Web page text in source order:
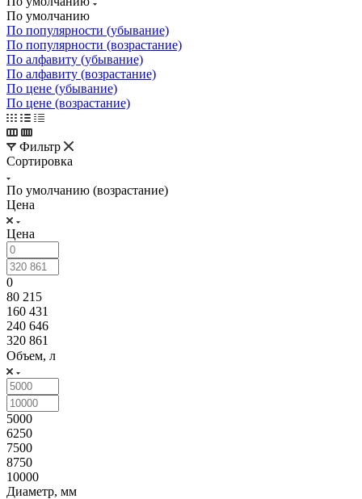
По умолчанию
По популярности (убывание)
По популярности (возрастание)
По алфавиту (убывание)
По алфавиту (возрастание)
По цене (убывание)
По цене (возрастание)
Фильтр
Сортировка
По умолчанию (возрастание)
Цена
Цена
0
80 215
160 431
240 646
320 861
Объем, л
5000
6250
7500
8750
10000
Диаметр, мм